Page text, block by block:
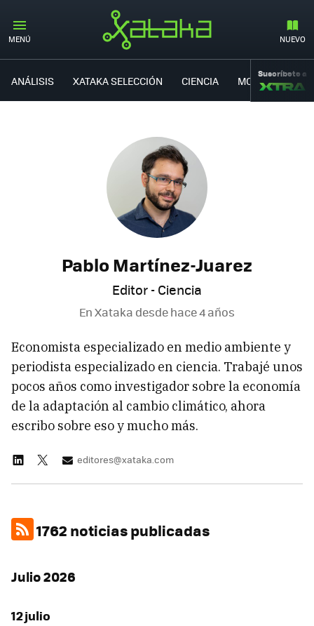
MENÚ NUEVO
ANÁLISIS XATAKA SELECCIÓN CIENCIA MOVILIDAD
Suscríbete a
Pablo Martínez-Juarez
Editor - Ciencia
En Xataka desdehace 4 años
Economista especializado en medio ambiente y
periodista especializado en ciencia. Trabajé unos
pocos años como investigador sobre la economía
de la adaptación al cambio climático, ahora
escribo sobre eso y mucho más.
editores@xataka.com
1762 noticias publicadas
Julio 2026
12 julio